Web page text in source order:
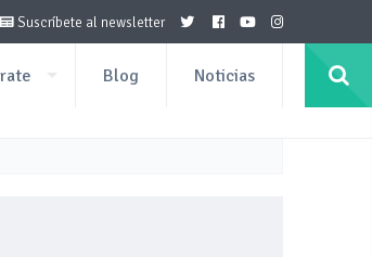
Suscríbete al newsletter
Blog Noticias